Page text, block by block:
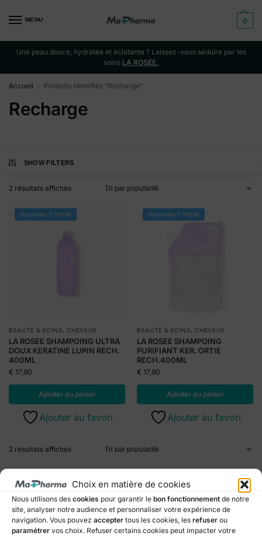
Choix en matière de cookies
Nous utilisons des cookies pour garantir le bon fonctionnement de notre
site, analyser notre audience et personnaliser votre expérience de
navigation. Vous pouvez accepter tous les cookies, les refuser ou
paramétrer vos choix. Refuser certains cookies peut impacter votre
MENU 0
Une peau douce, hydratée et éclatante ? Laissez-vous séduire par les
soins LA ROSÉE.
Accueil Produits identifiés “Recharge”
Recharge
SHOW FILTERS
2 résultats affichés
Nouveau Format
BEAUTÉ & SOINS CHEVEUX
LA ROSEE SHAMPOING ULTRA
DOUX KERATINE LUPIN RECH.
400ML
€ 17,90
Ajouter au panier
Ajouter au favori
Nouveau Format
BEAUTÉ & SOINS CHEVEUX
LA ROSEE SHAMPOING
PURIFIANT KER. ORTIE
RECH.400ML
€ 17,90
Ajouter au panier
Ajouter au favori
2 résultats affichés
Produits de santé authentiques et certifiés
Produits provenant exclusivement de laboratoires autorisés et
traçables